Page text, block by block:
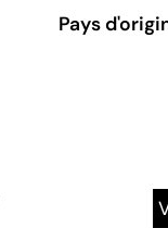
Pays